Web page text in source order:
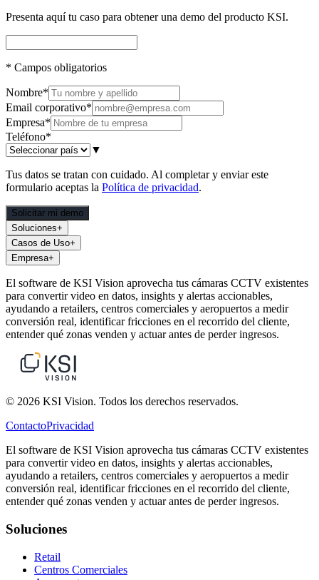
Presenta aquí tu caso para obtener una demo del producto KSI.
* Campos obligatorios
Nombre*
Email corporativo*
Empresa*
Teléfono*
▼
Tus datos se tratan con cuidado. Al completar y enviar este
formulario aceptas la Política de privacidad.
Solicitar mi demo
Soluciones+
Casos de Uso+
Empresa+
El software de KSI Vision aprovecha tus cámaras CCTV existentes
para convertir video en datos, insights y alertas accionables,
ayudando a retailers, centros comerciales y aeropuertos a medir
conversión real, identificar fricciones en el recorrido del cliente,
entender qué zonas venden y actuar antes de perder ingresos.
© 2026 KSI Vision. Todos los derechos reservados.
ContactoPrivacidad
El software de KSI Vision aprovecha tus cámaras CCTV existentes
para convertir video en datos, insights y alertas accionables,
ayudando a retailers, centros comerciales y aeropuertos a medir
conversión real, identificar fricciones en el recorrido del cliente,
entender qué zonas venden y actuar antes de perder ingresos.
Soluciones
Retail
Centros Comerciales